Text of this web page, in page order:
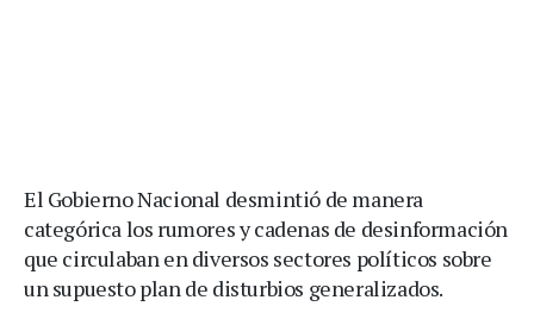
El Gobierno Nacional desmintió de manera
categórica los rumores y cadenas de desinformación
que circulaban en diversos sectores políticos sobre
un supuesto plan de disturbios generalizados.